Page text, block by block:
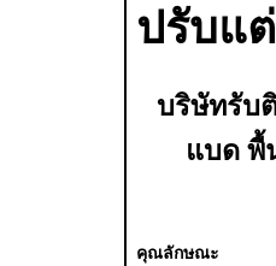
ปรับแ
บริษัทรับ
แบด พื้
คุณลักษณะ